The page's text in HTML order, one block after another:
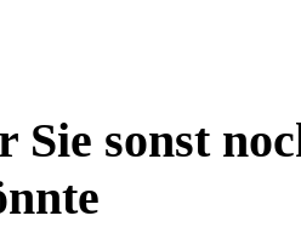
Sie sonst